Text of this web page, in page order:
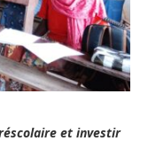
et investir